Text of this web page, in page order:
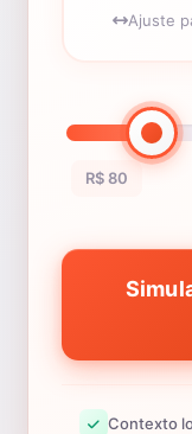
Ajuste
R$ 80
Contexto